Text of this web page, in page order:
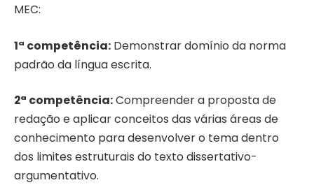
MEC:
1ª competência: Demonstrar domínio da norma
padrão da língua escrita.
2ª competência:Compreender a proposta de
redação e aplicar conceitos das várias áreas de
conhecimento para desenvolver o tema dentro
dos limites estruturais do texto dissertativo-
argumentativo.